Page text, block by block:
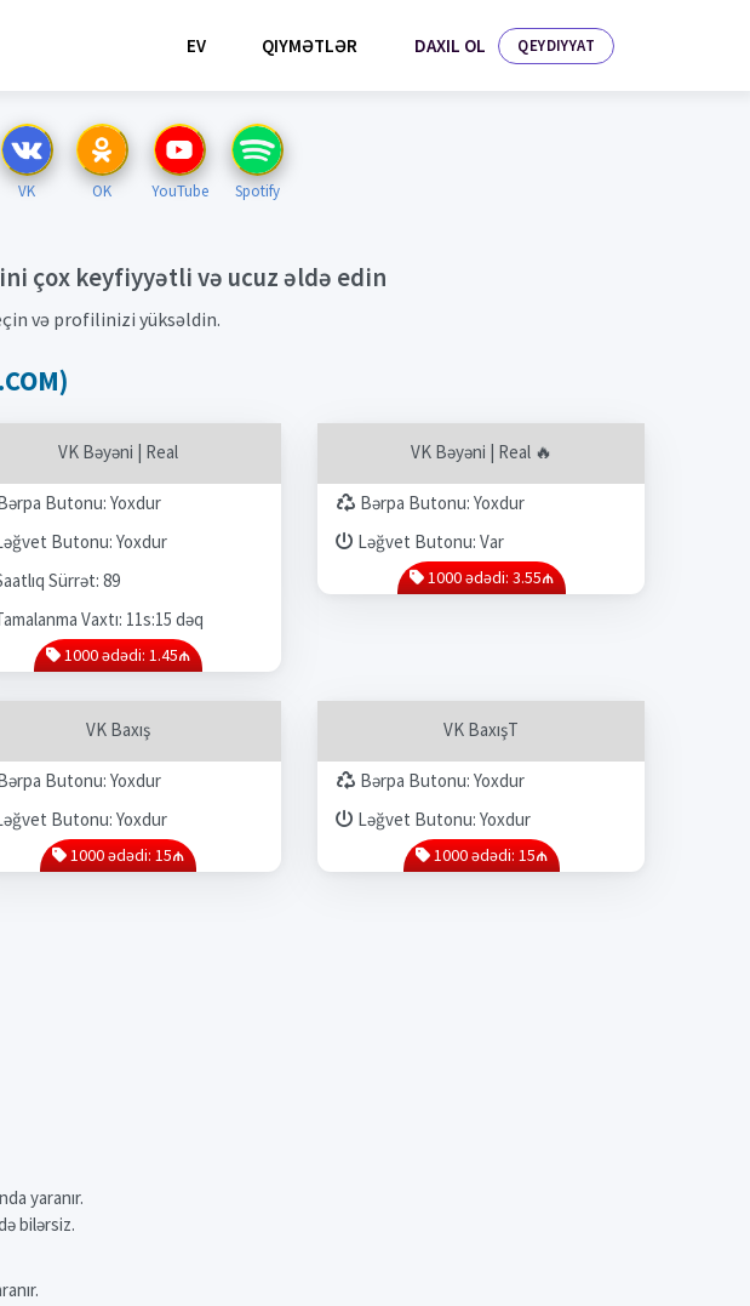
EV QIYMƏTLƏR DAXIL OL QEYDIYYAT
VK OK YouTube Spotify
çox keyfiyyətli və ucuz əldə edin
və profilinizi yüksəldin.
VK Bəyəni | Real
Butonu: Yoxdur
Butonu: Yoxdur
Sürrət: 89
Vaxtı: 11s:15 dəq
1000 ədədi: 1.45₼
VK Bəyəni | Real 🔥
Bərpa Butonu: Yoxdur
Ləğvet Butonu: Var
1000 ədədi: 3.55₼
VK Baxış
Butonu: Yoxdur
Butonu: Yoxdur
1000 ədədi: 15₼
VK BaxışT
Bərpa Butonu: Yoxdur
Ləğvet Butonu: Yoxdur
1000 ədədi: 15₼
yaranır.
bilərsiz.